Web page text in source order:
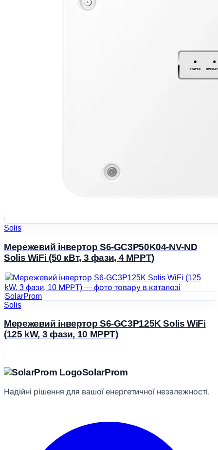
Solis
Мережевий інвертор S6-GC3P50K04-NV-ND
Solis WiFi (50 кВт, 3 фази, 4 MPPT)
Solis
Мережевий інвертор S6-GC3P125K Solis WiFi
(125 kW, 3 фази, 10 МРРТ)
SolarProm
Надійні рішення для вашої енергетичної незалежності.